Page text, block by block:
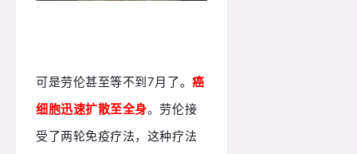
可是劳伦甚至等不到7月了。癌
细胞迅速扩散至全身。劳伦接
受了两轮免疫疗法，这种疗法